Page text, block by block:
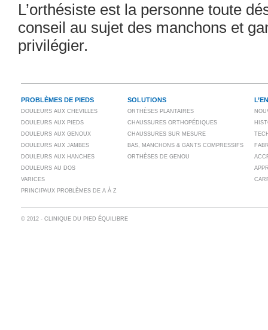
L’orthésiste est la personne toute
conseil au sujet des manchons et
privilégier.
PROBLÈMES DE PIEDS
DOULEURS AUX CHEVILLES
DOULEURS AUX PIEDS
DOULEURS AUX GENOUX
DOULEURS AUX JAMBES
DOULEURS AUX HANCHES
DOULEURS AU DOS
VARICES
PRINCIPAUX PROBLÈMES DE A À Z
SOLUTIONS
ORTHÈSES PLANTAIRES
CHAUSSURES ORTHOPÉDIQUES
CHAUSSURES SUR MESURE
BAS, MANCHONS & GANTS COMPRESSIFS
ORTHÈSES DE GENOU
© 2012 - CLINIQUE DU PIED ÉQUILIBRE